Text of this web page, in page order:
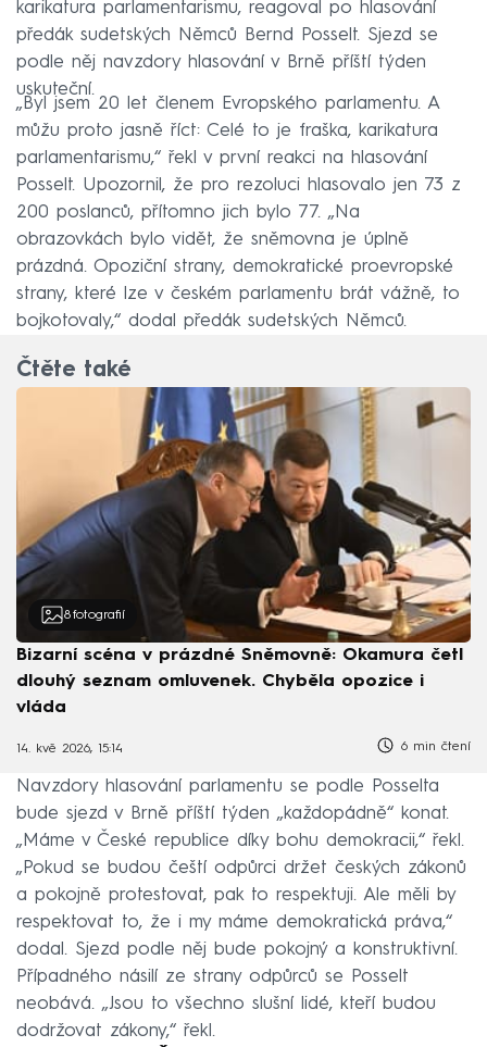
karikatura parlamentarismu, reagoval po hlasování
předák sudetských Němců Bernd Posselt. Sjezd se
podle něj navzdory hlasování v Brně příští týden
uskuteční.
„Byl jsem 20 let členem Evropského parlamentu. A
můžu proto jasně říct: Celé to je fraška, karikatura
parlamentarismu,“ řekl v první reakci na hlasování
Posselt. Upozornil, že pro rezoluci hlasovalo jen 73 z
200 poslanců, přítomno jich bylo 77. „Na
obrazovkách bylo vidět, že sněmovna je úplně
prázdná. Opoziční strany, demokratické proevropské
strany, které lze v českém parlamentu brát vážně, to
bojkotovaly,“ dodal předák sudetských Němců.
Čtěte také
8 fotografií
Bizarní scéna v prázdné Sněmovně: Okamura četl
dlouhý seznam omluvenek. Chyběla opozice i
vláda
14. kvě 2026, 15:14 6 min čtení
Navzdory hlasování parlamentu se podle Posselta
bude sjezd v Brně příští týden „každopádně“ konat.
„Máme v České republice díky bohu demokracii,“ řekl.
„Pokud se budou čeští odpůrci držet českých zákonů
a pokojně protestovat, pak to respektuji. Ale měli by
respektovat to, že i my máme demokratická práva,“
dodal. Sjezd podle něj bude pokojný a konstruktivní.
Případného násilí ze strany odpůrců se Posselt
neobává. „Jsou to všechno slušní lidé, kteří budou
dodržovat zákony,“ řekl.